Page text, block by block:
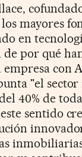
mayores
en
de por qué
con
"el
40% de
sentido